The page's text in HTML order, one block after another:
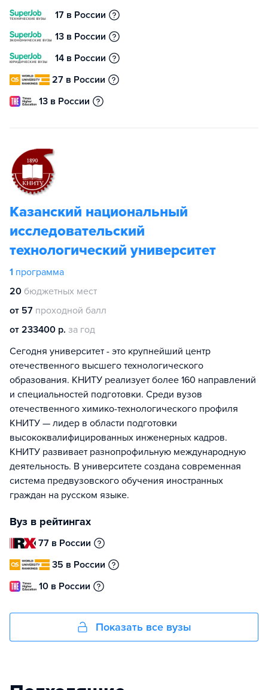
17 в России
13 в России
14 в России
27 в России
13 в России
Казанский национальный
исследовательский
технологический университет
1 программа
20 бюджетных мест
от 57 проходной балл
от 233400 р. за год
Сегодня университет - это крупнейший центр
отечественного высшего технологического
образования. КНИТУ реализует более 160 направлений
и специальностей подготовки. Среди вузов
отечественного химико-технологического профиля
КНИТУ — лидер в области подготовки
высококвалифицированных инженерных кадров.
КНИТУ развивает разнопрофильную международную
деятельность. В университете создана современная
система предвузовского обучения иностранных
граждан на русском языке.
Вуз в рейтингах
77 в России
35 в России
10 в России
Показать все вузы